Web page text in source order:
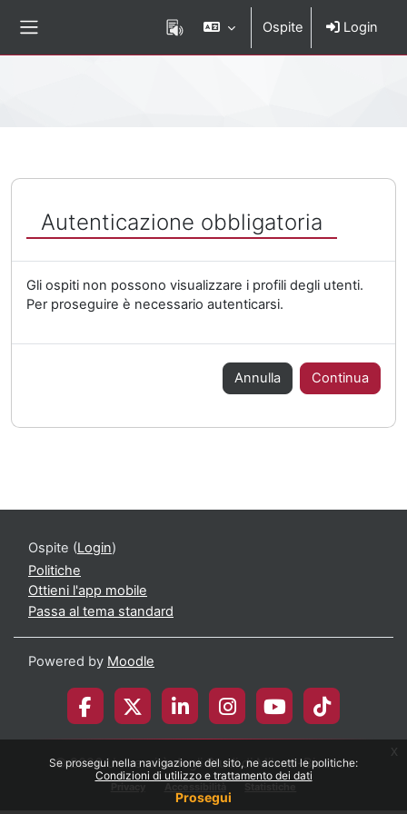
Se prosegui nella navigazione del sito, ne accetti le politiche:
Condizioni di utilizzo e trattamento dei dati
Prosegui
x
Ospite Login
Autenticazione obbligatoria
Gli ospiti non possono visualizzare i profili degli utenti.
Per proseguire è necessario autenticarsi.
Annulla Continua
Ospite (Login)
Politiche
Ottieni l'app mobile
Passa al tema standard
Powered by Moodle
© 2026 Università degli Studi di Milano-Bicocca